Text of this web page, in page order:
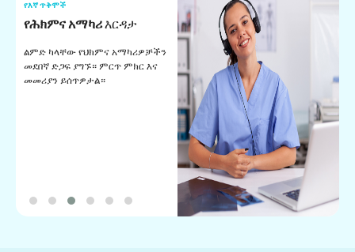
የእኛ ጥቅሞች
የሕክምና አማካሪእርዳታ
ልምድ ካላቸው የህክምና አማካሪዎቻችን
መደበኛ ድጋፍ ያግኙ። ምርጥ ምክር እና
መመሪያን ይሰጥዎታል።